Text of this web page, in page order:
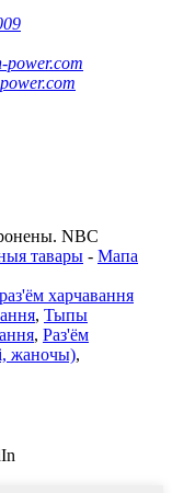
power.com
NBC
тавары - Мапа
харчавання
, Тыпы
, Раз'ём
жаночы),